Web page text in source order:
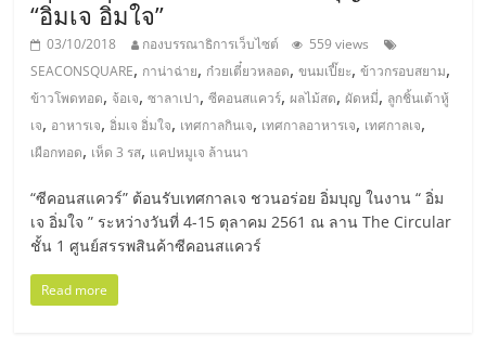
ลงทุน
และ
ขยาย
สา
ขา
“อิ่มเจ อิ่มใจ”
03/10/2018 กองบรรณาธิการเว็บไซต์
559 views
SEACONSQUARE, กาน่าฉ่าย, ก๋วยเตี๋ยวหลอด,ขนมเปี๊ยะ,ข้าวกรอบสยาม,
ข้าวโพดทอด, จ้อเจ,ซาลาเปา,ซีคอนสแควร์,ผลไม้สด,ผัดหมี่, ลูกชิ้นเต้าหู้
เจ, อาหารเจ,อิ่มเจ อิ่มใจ, เทศกาลกินเจ, เทศกาลอาหารเจ, เทศกาลเจ,
เผือกทอด, เห็ด 3 รส, แคปหมูเจ ล้านนา
“ซีคอนสแควร์” ต้อนรับเทศกาลเจ ชวนอร่อย อิ่มบุญ ในงาน “ อิ่ม
เจ อิ่มใจ ” ระหว่างวันที่ 4-15 ตุลาคม 2561 ณ ลาน The Circular
ชั้น 1 ศูนย์สรรพสินค้าซีคอนสแควร์
Read more